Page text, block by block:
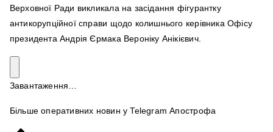
Верховної Ради викликала на засідання фігурантку
антикорупційної справи щодо колишнього керівника Офісу
президента Андрія Єрмака Вероніку Анікієвич.
Завантаження…
Більше оперативних новин у Telegram Апострофа